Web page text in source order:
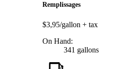
Remplissages
$3,95/gallon + tax
On Hand:
341 gallons